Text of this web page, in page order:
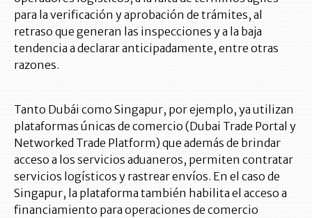
para la verificación y aprobación de trámites, al
retraso que generan las inspecciones y a la baja
tendencia a declarar anticipadamente, entre otras
razones.
Tanto Dubái como Singapur, por ejemplo, ya utilizan
plataformas únicas de comercio (Dubai Trade Portal y
Networked Trade Platform) que además de brindar
acceso a los servicios aduaneros, permiten contratar
servicios logísticos y rastrear envíos. En el caso de
Singapur, la plataforma también habilita el acceso a
financiamiento para operaciones de comercio